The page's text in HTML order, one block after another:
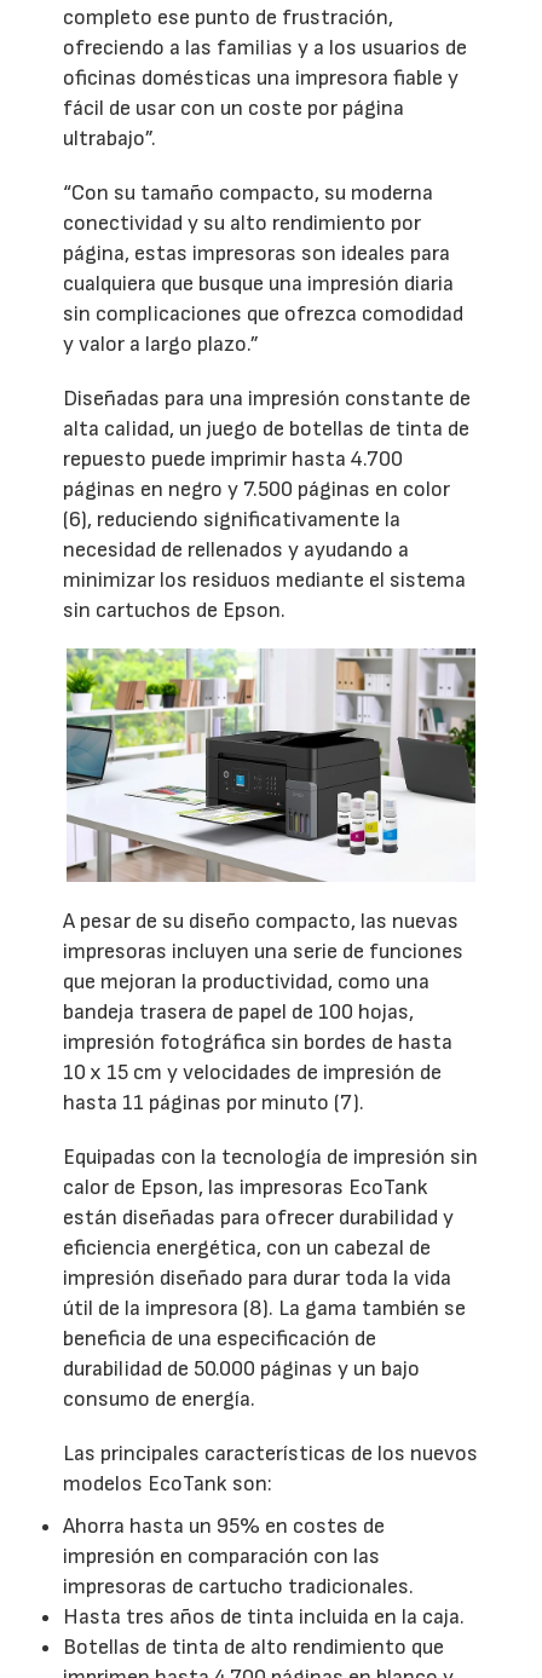
completo ese punto de frustración,
ofreciendo a las familias y a los usuarios de
oficinas domésticas una impresora fiable y
fácil de usar con un coste por página
ultrabajo”.
“Con su tamaño compacto, su moderna
conectividad y su alto rendimiento por
página, estas impresoras son ideales para
cualquiera que busque una impresión diaria
sin complicaciones que ofrezca comodidad
y valor a largo plazo.”
Diseñadas para una impresión constante de
alta calidad, un juego de botellas de tinta de
repuesto puede imprimir hasta 4.700
páginas en negro y 7.500 páginas en color
(6), reduciendo significativamente la
necesidad de rellenados y ayudando a
minimizar los residuos mediante el sistema
sin cartuchos de Epson.
A pesar de su diseño compacto, las nuevas
impresoras incluyen una serie de funciones
que mejoran la productividad, como una
bandeja trasera de papel de 100 hojas,
impresión fotográfica sin bordes de hasta
10 x 15 cm y velocidades de impresión de
hasta 11 páginas por minuto (7).
Equipadas con la tecnología de impresión sin
calor de Epson, las impresoras EcoTank
están diseñadas para ofrecer durabilidad y
eficiencia energética, con un cabezal de
impresión diseñado para durar toda la vida
útil de la impresora (8). La gama también se
beneficia de una especificación de
durabilidad de 50.000 páginas y un bajo
consumo de energía.
Las principales características de los nuevos
modelos EcoTank son:
Ahorra hasta un 95% en costes de
impresión en comparación con las
impresoras de cartucho tradicionales.
Hasta tres años de tinta incluida en la caja.
Botellas de tinta de alto rendimiento que